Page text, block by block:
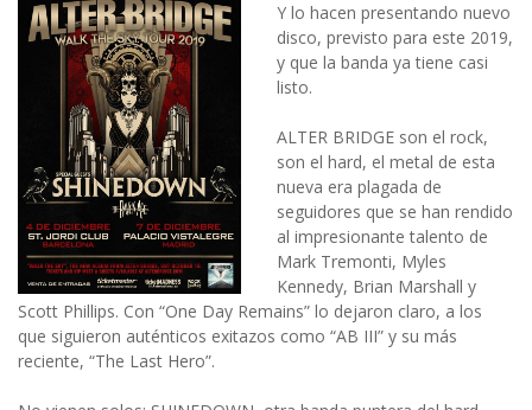
Y lo hacen presentando nuevo
disco, previsto para este 2019,
y que la banda ya tiene casi
listo.
ALTER BRIDGE son el rock,
son el hard, el metal de esta
nueva era plagada de
seguidores que se han rendido
al impresionante talento de
Mark Tremonti, Myles
Kennedy, Brian Marshall y
Scott Phillips. Con “One Day Remains” lo dejaron claro, a los
que siguieron auténticos exitazos como “AB III” y su más
reciente, “The Last Hero”.